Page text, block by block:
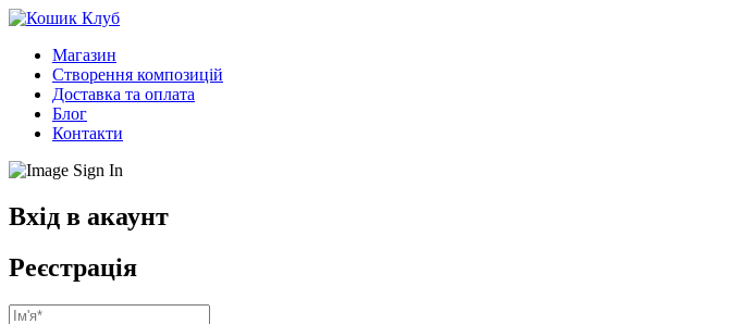
Магазин
Створення композицій
Доставка та оплата
Блог
Контакти
Вхід в акаунт
Реєстрація